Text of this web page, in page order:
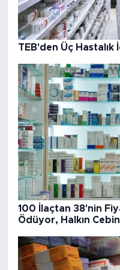
TEB'den Üç Hastalık
100 İlaçtan 38'nin
Ödüyor, Halkın